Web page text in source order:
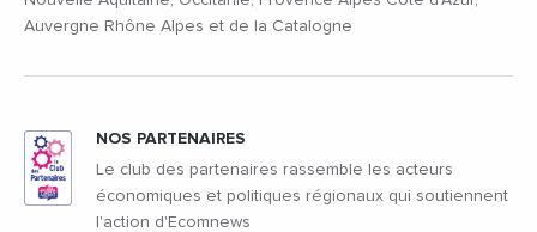
Auvergne Rhône Alpes et de la Catalogne
NOS PARTENAIRES
Le club des partenaires rassemble les acteurs
économiques et politiques régionaux qui soutiennent
l'action d'Ecomnews